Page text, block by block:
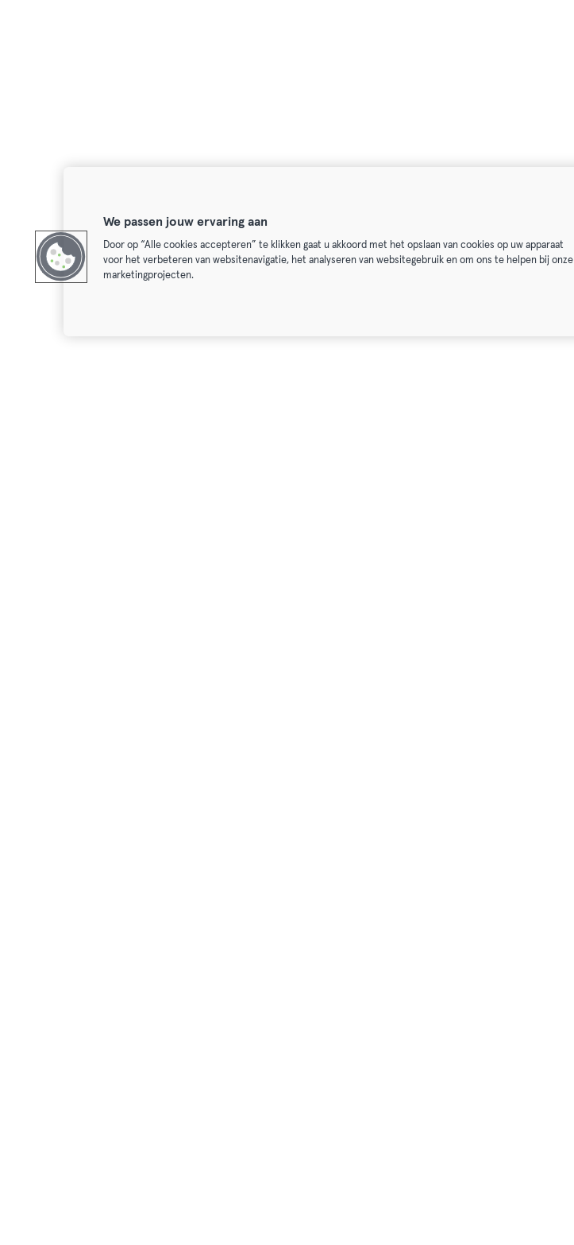
We passen jouw ervaring aan
Door op “Alle cookies accepteren” te klikken gaat u akkoord met het opslaan van cookies op uw apparaat
voor het verbeteren van websitenavigatie, het analyseren van websitegebruik en om ons te helpen bij onze
marketingprojecten.